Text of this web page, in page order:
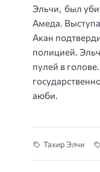
Эльчи, был
Амеда.
Акан
полицией.
пулей в
аюби.
Тахир Элчи